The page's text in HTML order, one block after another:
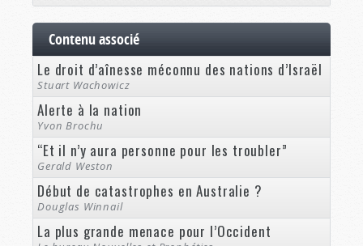
Contenu associé
Le droit d’aînesse méconnu des nations d’Israël
Stuart Wachowicz
Alerte à la nation
Yvon Brochu
“Et il n’y aura personne pour les troubler”
Gerald Weston
Début de catastrophes en Australie ?
Douglas Winnail
La plus grande menace pour l’Occident